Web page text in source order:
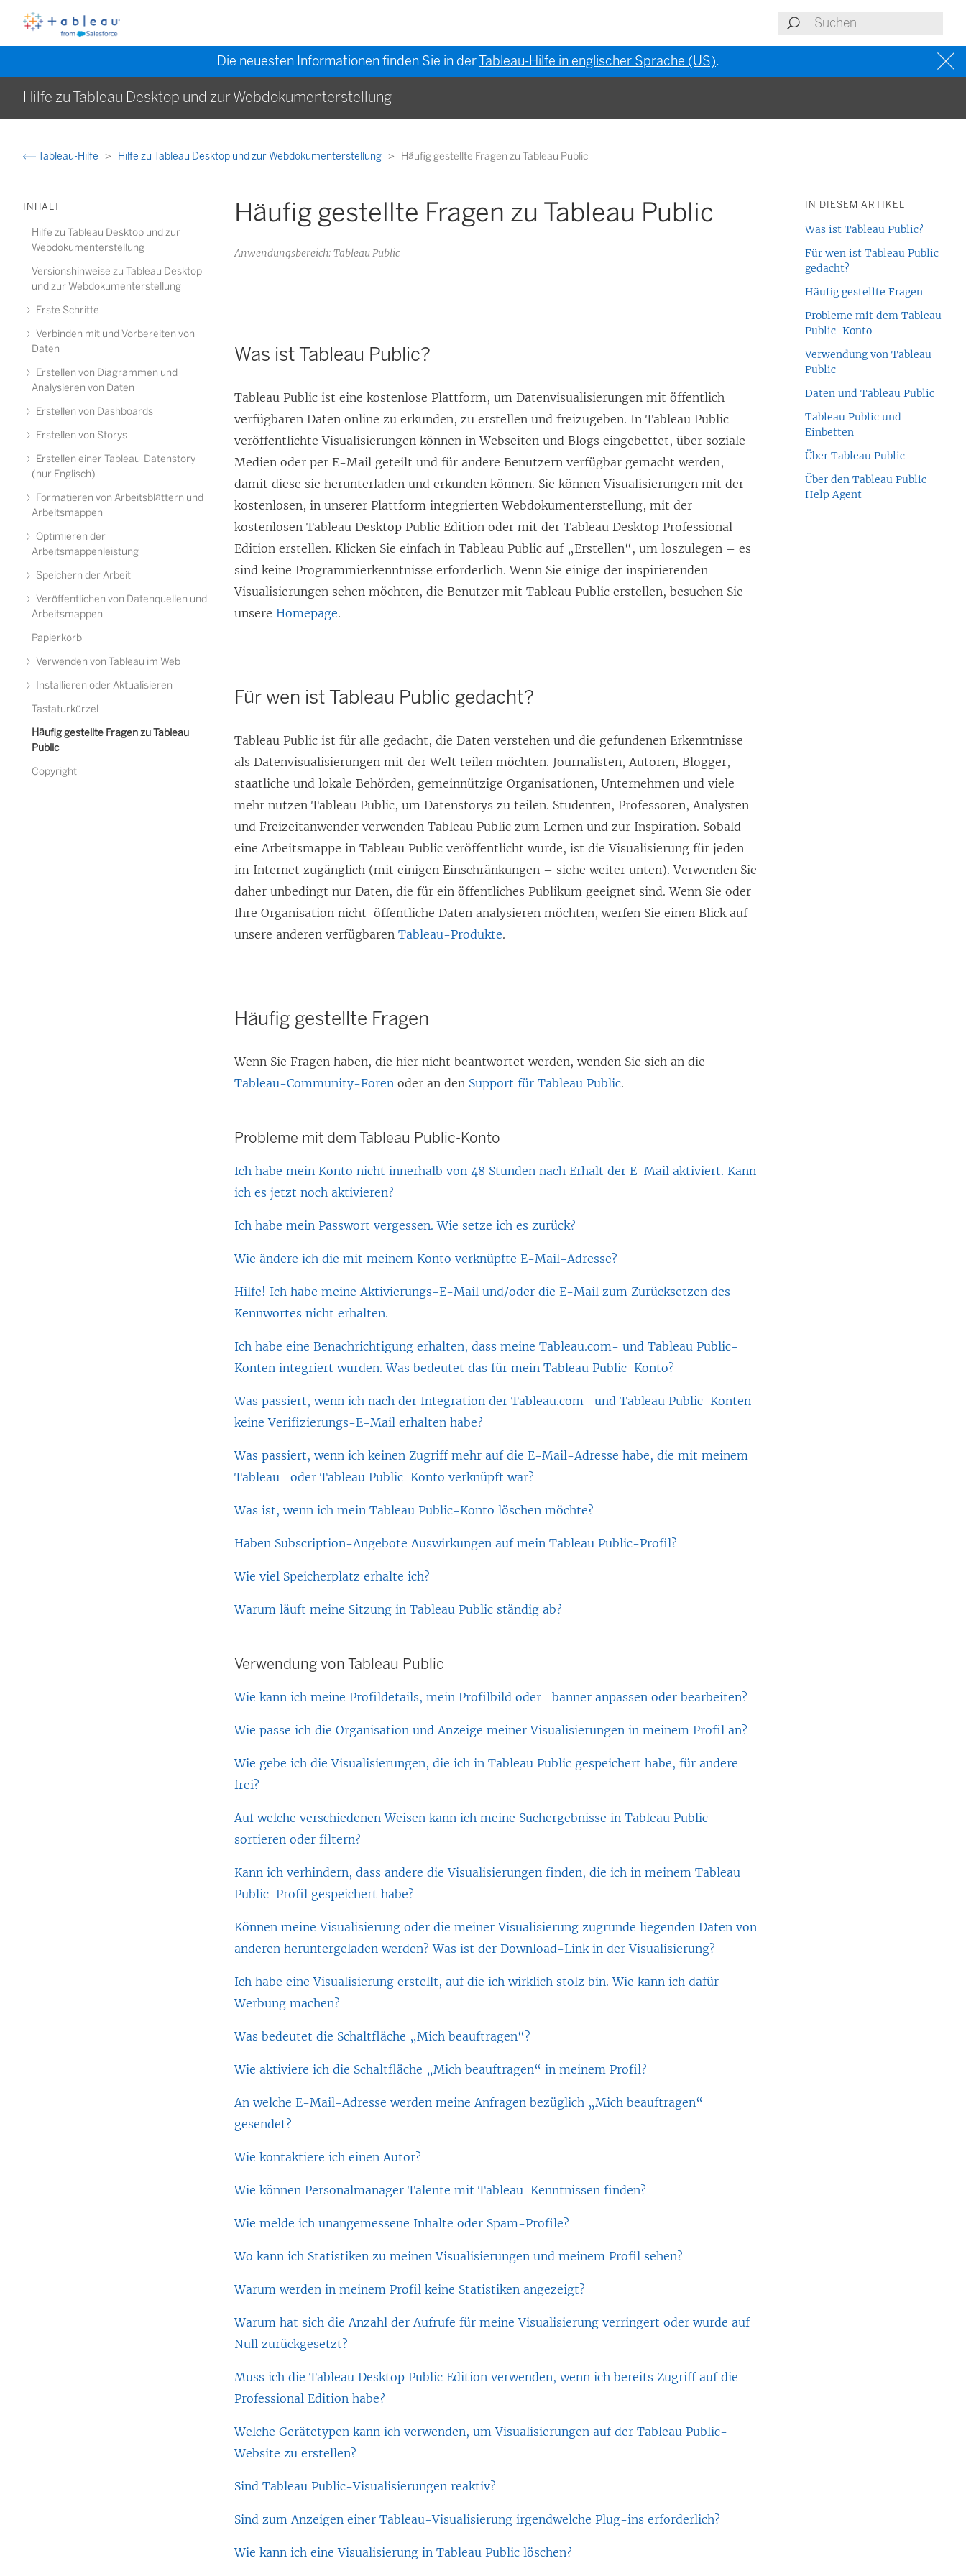
Die neuesten Informationen finden Sie in derTableau-Hilfe in englischer Sprache (US).
Hilfe zu Tableau Desktop und zur Webdokumenterstellung
Tableau-Hilfe Hilfe zu Tableau Desktop und zur Webdokumenterstellung Häufig gestellte Fragen zu Tableau Public
INHALT
Hilfe zu Tableau Desktop und zur
Webdokumenterstellung
Versionshinweise zu Tableau Desktop
und zur Webdokumenterstellung
Erste Schritte
Verbinden mit und Vorbereiten von
Daten
Erstellen von Diagrammen und
Analysieren von Daten
Erstellen von Dashboards
Erstellen von Storys
Erstellen einer Tableau-Datenstory
(nur Englisch)
Formatieren von Arbeitsblättern und
Arbeitsmappen
Optimieren der
Arbeitsmappenleistung
Speichern der Arbeit
Veröffentlichen von Datenquellen und
Arbeitsmappen
Papierkorb
Verwenden von Tableau im Web
Installieren oder Aktualisieren
Tastaturkürzel
Häufig gestellte Fragen zu Tableau
Public
Copyright
Häufig gestellte Fragen zu Tableau Public
Anwendungsbereich: Tableau Public
Was ist Tableau Public?
Tableau Public ist eine kostenlose Plattform, um Datenvisualisierungen mit öffentlich
verfügbaren Daten online zu erkunden, zu erstellen und freizugeben. In Tableau Public
veröffentlichte Visualisierungen können in Webseiten und Blogs eingebettet, über soziale
Medien oder per E-Mail geteilt und für andere Benutzern verfügbar gemacht werden,
damit diese sie herunterladen und erkunden können. Sie können Visualisierungen mit der
kostenlosen, in unserer Plattform integrierten Webdokumenterstellung, mit der
kostenlosen Tableau Desktop Public Edition oder mit der Tableau Desktop Professional
Edition erstellen. Klicken Sie einfach in Tableau Public auf „Erstellen“, um loszulegen – es
sind keine Programmierkenntnisse erforderlich. Wenn Sie einige der inspirierenden
Visualisierungen sehen möchten, die Benutzer mit Tableau Public erstellen, besuchen Sie
unsereHomepage.
Für wen ist Tableau Public gedacht?
Tableau Public ist für alle gedacht, die Daten verstehen und die gefundenen Erkenntnisse
als Datenvisualisierungen mit der Welt teilen möchten. Journalisten, Autoren, Blogger,
staatliche und lokale Behörden, gemeinnützige Organisationen, Unternehmen und viele
mehr nutzen Tableau Public, um Datenstorys zu teilen. Studenten, Professoren, Analysten
und Freizeitanwender verwenden Tableau Public zum Lernen und zur Inspiration. Sobald
eine Arbeitsmappe in Tableau Public veröffentlicht wurde, ist die Visualisierung für jeden
im Internet zugänglich (mit einigen Einschränkungen – siehe weiter unten). Verwenden Sie
daher unbedingt nur Daten, die für ein öffentliches Publikum geeignet sind. Wenn Sie oder
Ihre Organisation nicht-öffentliche Daten analysieren möchten, werfen Sie einen Blick auf
unsere anderen verfügbarenTableau-Produkte.
Häufig gestellte Fragen
Wenn Sie Fragen haben, die hier nicht beantwortet werden, wenden Sie sich an die
Tableau-Community-Foren oder an den Support für Tableau Public.
Probleme mit dem Tableau Public-Konto
Ich habe mein Konto nicht innerhalb von 48 Stunden nach Erhalt der E-Mail aktiviert. Kann
ich es jetzt noch aktivieren?
Ich habe mein Passwort vergessen. Wie setze ich es zurück?
Wie ändere ich die mit meinem Konto verknüpfte E-Mail-Adresse?
Hilfe! Ich habe meine Aktivierungs-E-Mail und/oder die E-Mail zum Zurücksetzen des
Kennwortes nicht erhalten.
Ich habe eine Benachrichtigung erhalten, dass meine Tableau.com- und Tableau Public-
Konten integriert wurden. Was bedeutet das für mein Tableau Public-Konto?
Was passiert, wenn ich nach der Integration der Tableau.com- und Tableau Public-Konten
keine Verifizierungs-E-Mail erhalten habe?
Was passiert, wenn ich keinen Zugriff mehr auf die E-Mail-Adresse habe, die mit meinem
Tableau- oder Tableau Public-Konto verknüpft war?
Was ist, wenn ich mein Tableau Public-Konto löschen möchte?
Haben Subscription-Angebote Auswirkungen auf mein Tableau Public-Profil?
Wie viel Speicherplatz erhalte ich?
Warum läuft meine Sitzung in Tableau Public ständig ab?
Verwendung von Tableau Public
Wie kann ich meine Profildetails, mein Profilbild oder -banner anpassen oder bearbeiten?
Wie passe ich die Organisation und Anzeige meiner Visualisierungen in meinem Profil an?
Wie gebe ich die Visualisierungen, die ich in Tableau Public gespeichert habe, für andere
frei?
Auf welche verschiedenen Weisen kann ich meine Suchergebnisse in Tableau Public
sortieren oder filtern?
Kann ich verhindern, dass andere die Visualisierungen finden, die ich in meinem Tableau
Public-Profil gespeichert habe?
Können meine Visualisierung oder die meiner Visualisierung zugrunde liegenden Daten von
anderen heruntergeladen werden? Was ist der Download-Link in der Visualisierung?
Ich habe eine Visualisierung erstellt, auf die ich wirklich stolz bin. Wie kann ich dafür
Werbung machen?
Was bedeutet die Schaltfläche „Mich beauftragen“?
Wie aktiviere ich die Schaltfläche „Mich beauftragen“ in meinem Profil?
An welche E-Mail-Adresse werden meine Anfragen bezüglich „Mich beauftragen“
gesendet?
Wie kontaktiere ich einen Autor?
Wie können Personalmanager Talente mit Tableau-Kenntnissen finden?
Wie melde ich unangemessene Inhalte oder Spam-Profile?
Wo kann ich Statistiken zu meinen Visualisierungen und meinem Profil sehen?
Warum werden in meinem Profil keine Statistiken angezeigt?
Warum hat sich die Anzahl der Aufrufe für meine Visualisierung verringert oder wurde auf
Null zurückgesetzt?
Muss ich die Tableau Desktop Public Edition verwenden, wenn ich bereits Zugriff auf die
Professional Edition habe?
Welche Gerätetypen kann ich verwenden, um Visualisierungen auf der Tableau Public-
Website zu erstellen?
Sind Tableau Public-Visualisierungen reaktiv?
Sind zum Anzeigen einer Tableau-Visualisierung irgendwelche Plug-ins erforderlich?
Wie kann ich eine Visualisierung in Tableau Public löschen?
IN DIESEM ARTIKEL
Was ist Tableau Public?
Für wen ist Tableau Public
gedacht?
Häufig gestellte Fragen
Probleme mit dem Tableau
Public-Konto
Verwendung von Tableau
Public
Daten und Tableau Public
Tableau Public und
Einbetten
Über Tableau Public
Über den Tableau Public
Help Agent